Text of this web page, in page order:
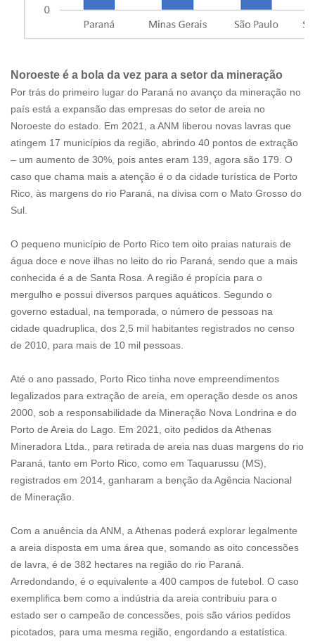
Noroeste é a bola da vez para a setor da mineração
Por trás do primeiro lugar do Paraná no avanço da mineração no
país está a expansão das empresas do setor de areia no
Noroeste do estado. Em 2021, a ANM liberou novas lavras que
atingem 17 municípios da região, abrindo 40 pontos de extração
– um aumento de 30%, pois antes eram 139, agora são 179. O
caso que chama mais a atenção é o da cidade turística de Porto
Rico, às margens do rio Paraná, na divisa com o Mato Grosso do
Sul.
O pequeno município de Porto Rico tem oito praias naturais de
água doce e nove ilhas no leito do rio Paraná, sendo que a mais
conhecida é a de Santa Rosa. A região é propícia para o
mergulho e possui diversos parques aquáticos. Segundo o
governo estadual, na temporada, o número de pessoas na
cidade quadruplica, dos 2,5 mil habitantes registrados no censo
de 2010, para mais de 10 mil pessoas.
Até o ano passado, Porto Rico tinha nove empreendimentos
legalizados para extração de areia, em operação desde os anos
2000, sob a responsabilidade da Mineração Nova Londrina e do
Porto de Areia do Lago. Em 2021, oito pedidos da Athenas
Mineradora Ltda., para retirada de areia nas duas margens do rio
Paraná, tanto em Porto Rico, como em Taquarussu (MS),
registrados em 2014, ganharam a benção da Agência Nacional
de Mineração.
Com a anuência da ANM, a Athenas poderá explorar legalmente
a areia disposta em uma área que, somando as oito concessões
de lavra, é de 382 hectares na região do rio Paraná.
Arredondando, é o equivalente a 400 campos de futebol. O caso
exemplifica bem como a indústria da areia contribuiu para o
estado ser o campeão de concessões, pois são vários pedidos
picotados, para uma mesma região, engordando a estatística.